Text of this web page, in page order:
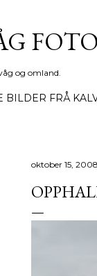
og omland.
BILDER FRÅ
oktober 15, 2008